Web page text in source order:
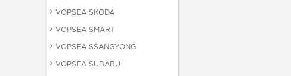
VOPSEA SKODA
VOPSEA SMART
VOPSEA SSANGYONG
VOPSEA SUBARU